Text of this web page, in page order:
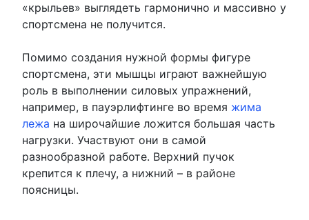
«крыльев» выглядеть гармонично и массивно у
спортсмена не получится.
Помимо создания нужной формы фигуре
спортсмена, эти мышцы играют важнейшую
роль в выполнении силовых упражнений,
например, в пауэрлифтинге во время жима
лежа на широчайшие ложится большая часть
нагрузки. Участвуют они в самой
разнообразной работе. Верхний пучок
крепится к плечу, а нижний – в районе
поясницы.